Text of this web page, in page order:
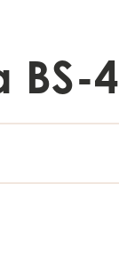
BS-4